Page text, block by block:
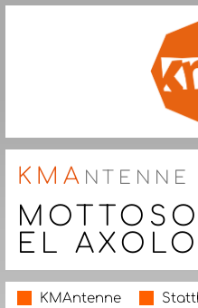
KMA NTENNE
EL
KMAntenne